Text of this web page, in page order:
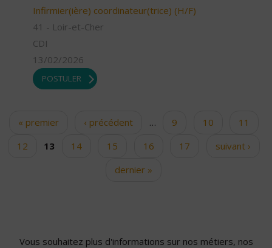
Infirmier(ière) coordinateur(trice) (H/F)
41 - Loir-et-Cher
CDI
13/02/2026
POSTULER
Pages
« premier ‹ précédent … 9 10
11
12
13 14 15 16 17
suivant ›
dernier »
Vous souhaitez plus d'informations sur nos métiers, nos